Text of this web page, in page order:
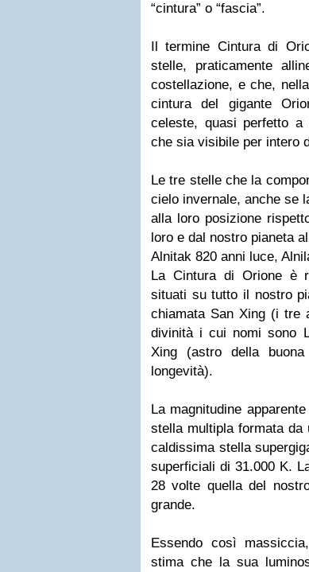
“cintura” o “fascia”.
Il termine Cintura di
stelle, praticamente
costellazione, e che,
cintura del gigante
celeste, quasi perfetto a
che sia visibile per intero
Le tre stelle che la
cielo invernale, anche se
alla loro posizione
loro e dal nostro pianeta
Alnitak 820 anni luce,
La Cintura di Orione è
situati su tutto il nostro
chiamata San Xing (i tre
divinità i cui nomi sono
Xing (astro della
longevità).
La magnitudine
stella multipla formata da
caldissima stella
superficiali di 31.000 K.
28 volte quella del
grande.
Essendo così
stima che la sua